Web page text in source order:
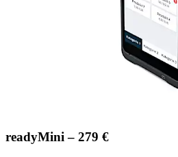
readyMini – 279 €